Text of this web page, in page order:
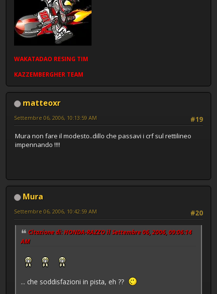
WAKATADAO RESING TIM
KAZZEMBERGHER TEAM
matteoxr
#19
Settembre 06, 2006, 10:13:59 AM
Mura non fare il modesto..dillo che passavi i crf sul rettilineo
impennando !!!!
Mura
#20
Settembre 06, 2006, 10:42:59 AM
Citazione di: HONDA-RAZZO il Settembre 06, 2006, 09:06:14
AM
... che soddisfazioni in pista, eh ??